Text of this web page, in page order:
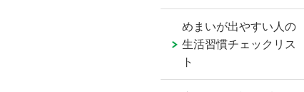
めまいが出やすい人の
生活習慣チェックリス
ト